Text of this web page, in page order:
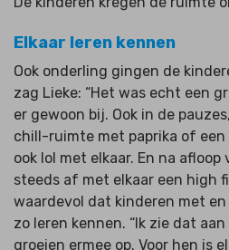
Elkaar leren kennen
Ook onderling gingen de
zag Lieke: “Het was echt een
er gewoon bij. Ook in de
chill-ruimte met paprika of
ook lol met elkaar. En na
steeds af met elkaar een high
waardevol dat kinderen met
zo leren kennen. “Ik zie dat
groeien ermee op. Voor hen is